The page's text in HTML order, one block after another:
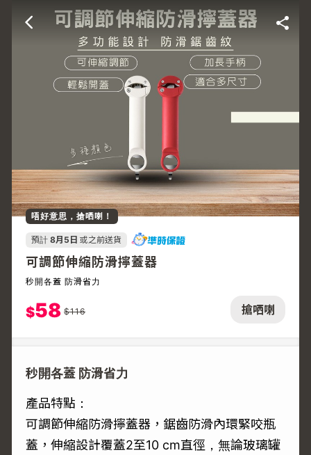
搶哂喇
唔好意思，搶哂喇！
預計 8月5日 或之前送貨
可調節伸縮防滑擰蓋器
秒開各蓋 防滑省力
$58 $116
秒開各蓋 防滑省力
產品特點：
可調節伸縮防滑擰蓋器，鋸齒防滑內環緊咬瓶
蓋，伸縮設計覆蓋2至10 cm直徑，無論玻璃罐